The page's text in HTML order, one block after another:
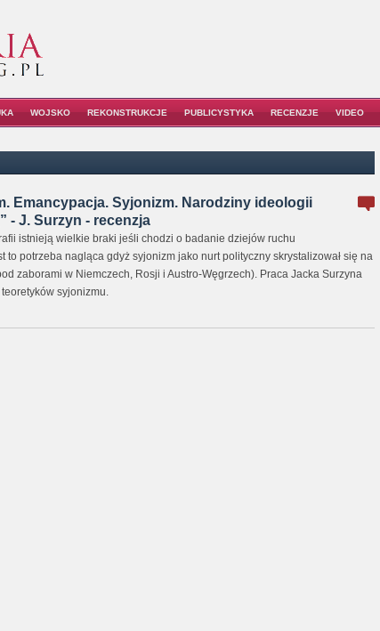
WOJSKO REKONSTRUKCJE PUBLICYSTYKA RECENZJE VIDEO
Emancypacja. Syjonizm. Narodziny ideologii
- J. Surzyn - recenzja
istnieją wielkie braki jeśli chodzi o badanie dziejów ruchu
to potrzeba nagląca gdyż syjonizm jako nurt polityczny skrystalizował się na
zaborami w Niemczech, Rosji i Austro-Węgrzech). Praca Jacka Surzyna
syjonizmu.